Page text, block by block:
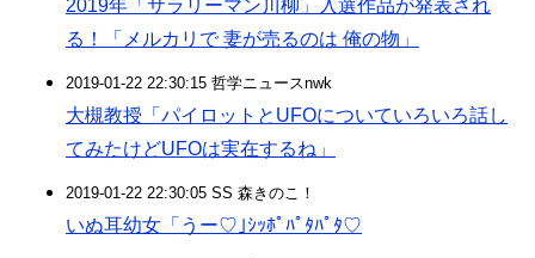
2019年「サラリーマン川柳」入選作品が発表され
る！「メルカリで 妻が売るのは 俺の物」
2019-01-22 22:30:15 哲学ニュースnwk
大槻教授「パイロットとUFOについていろいろ話し
てみたけどUFOは実在するね」
2019-01-22 22:30:05 SS 森きのこ！
いぬ耳幼女「うー♡｣ｼｯﾎﾟﾊﾟﾀﾊﾟﾀ♡